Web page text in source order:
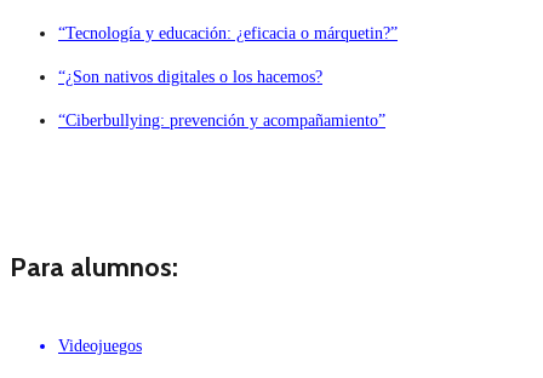
“Tecnología y educación: ¿eficacia o márquetin?”
“¿Son nativos digitales o los hacemos?
“Ciberbullying: prevención y acompañamiento”
Para alumnos:
Videojuegos